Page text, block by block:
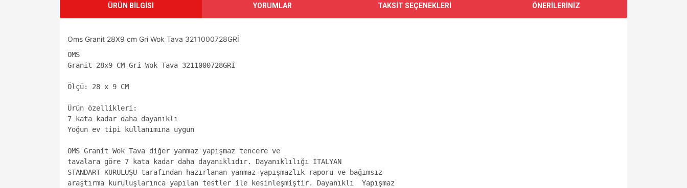
ÜRÜN BİLGİSİ YORUMLAR TAKSİT SEÇENEKLERİ ÖNERİLERİNİZ
Oms Granit 28X9 cm Gri Wok Tava 3211000728GRİ
OMS
Granit 28x9 CM Gri Wok Tava 3211000728GRİ
Ölçü: 28 x 9 CM
Ürün özellikleri:
7 kata kadar daha dayanıklı
Yoğun ev tipi kullanımına uygun
OMS Granit Wok Tava diğer yanmaz yapışmaz tencere ve
tavalara göre 7 kata kadar daha dayanıklıdır. Dayanıklılığı İTALYAN
STANDART KURULUŞU tarafından hazırlanan yanmaz-yapışmazlık raporu ve bağımsız
araştırma kuruluşlarınca yapılan testler ile kesinleşmiştir. Dayanıklı  Yapışmaz